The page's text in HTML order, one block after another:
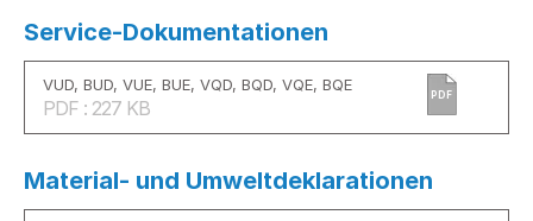
Service-Dokumentationen
VUD, BUD, VUE, BUE, VQD, BQD, VQE, BQE
PDF : 227 KB
PDF
Material- und Umweltdeklarationen